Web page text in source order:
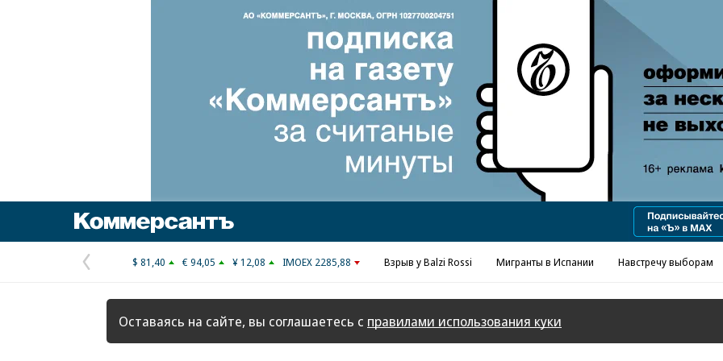
Реклама в «Ъ» www.kommersant.ru/ad
Предыдущая
страница
$ 81,40 € 94,05 ¥ 12,08 IMOEX 2285,88 Взрыв у Balzi Rossi Мигранты в Испании Навстречу выборам
Оставаясь на сайте, вы соглашаетесь с правилами использования куки